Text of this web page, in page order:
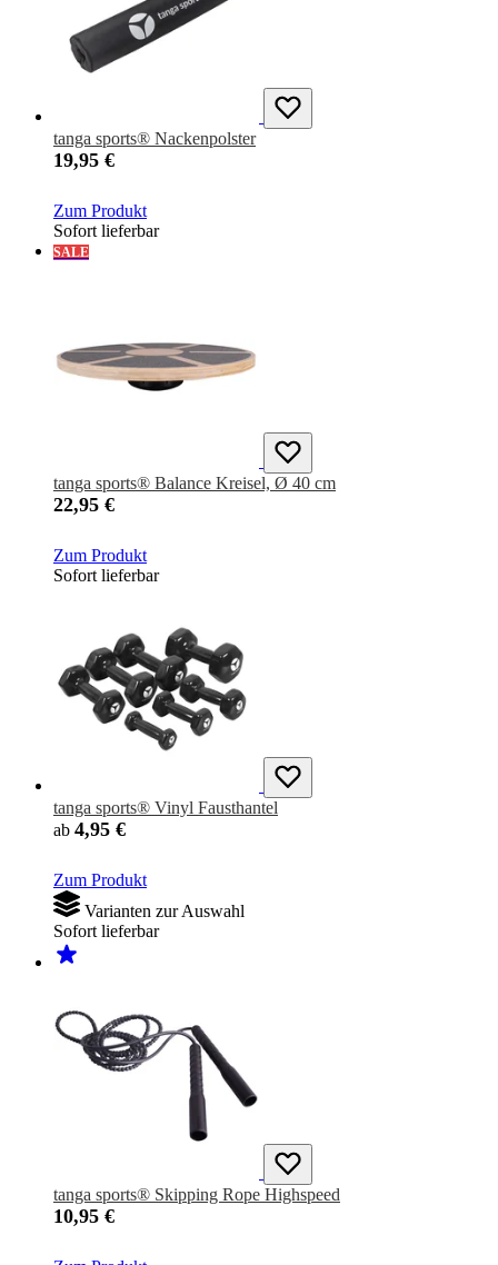
tanga sports® Nackenpolster
19,95 €
Zum Produkt
Sofort lieferbar
SALE
tanga sports® Balance Kreisel, Ø 40 cm
22,95 €
Zum Produkt
Sofort lieferbar
tanga sports® Vinyl Fausthantel
ab 4,95 €
Zum Produkt
Varianten zur Auswahl
Sofort lieferbar
tanga sports® Skipping Rope Highspeed
10,95 €